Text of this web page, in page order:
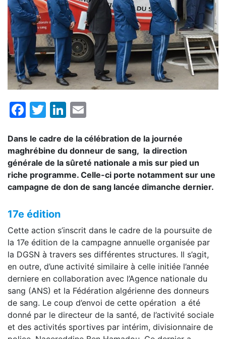
Facebook
TwitterLinkedIn
Dans le cadre de la célébration de la journée
maghrébine du donneur de sang, la direction
générale de la sûreté nationale a mis sur pied un
riche programme. Celle-ci porte notamment sur une
campagne de don de sang lancée dimanche dernier.
17e édition
Cette action s’inscrit dans le cadre de la poursuite de
la 17e édition de la campagne annuelle organisée par
la DGSN à travers ses différentes structures. Il s’agit,
en outre, d’une activité similaire à celle initiée l’année
derniere en collaboration avec l’Agence nationale du
sang (ANS) et la Fédération algérienne des donneurs
de sang. Le coup d’envoi de cette opération a été
donné par le directeur de la santé, de l’activité sociale
et des activités sportives par intérim, divisionnaire de